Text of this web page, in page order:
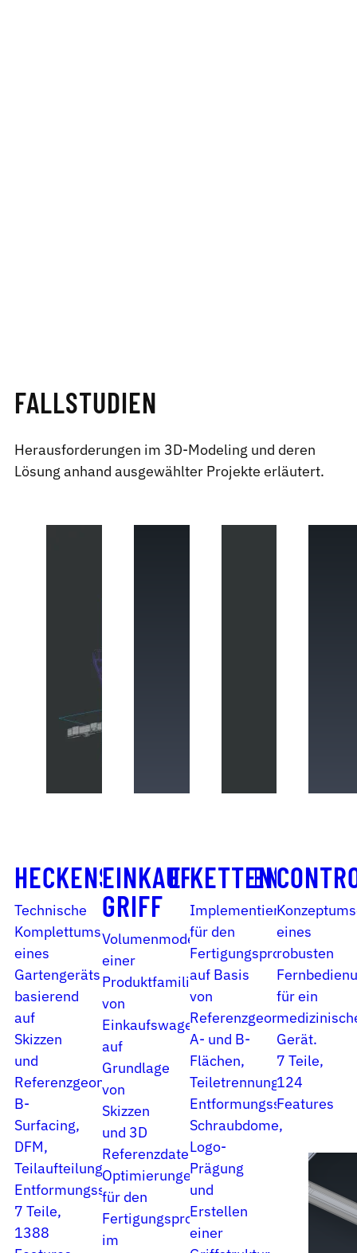
FALLSTUDIEN
Herausforderungen im 3D-Modeling und deren
Lösung anhand ausgewählter Projekte erläutert.
HECKENSCHERE
Technische
Komplettumsetzung
eines
Gartengeräts
basierend
auf
Skizzen
und
Referenzgeometrie.
B-
Surfacing,
DFM,
Teilaufteilung,
Entformungsschrägen
7 Teile,
1388
EINKAUFSWAGEN-­
GRIFF
Volumenmodellierung
einer
Produktfamilie
von
Einkaufswagengriffen
auf
Grundlage
von
Skizzen
und 3D
Referenzdaten.
Optimierungen
für den
Fertigungsprozess
im
KETTENSÄGE
Implementierung
für den
Fertigungsprozess
auf Basis
von
Referenzgeometrien.
A- und B-
Flächen,
Teiletrennung,
Entformungsschrägen,
Schraubdome,
Logo-
Prägung
und
Erstellen
einer
eines
robusten
für ein
Gerät.
7 Teile,
124
Features